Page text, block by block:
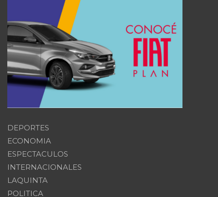
DEPORTES
ECONOMIA
ESPECTACULOS
INTERNACIONALES
LAQUINTA
POLITICA